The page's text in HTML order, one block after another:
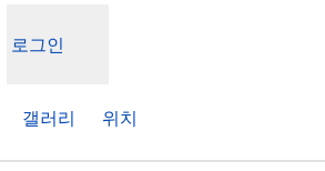
로그인
갤러리 위치